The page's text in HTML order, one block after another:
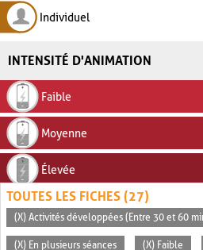
Individuel
INTENSITÉ D'ANIMATION
Faible
Moyenne
Élevée
TOUTES LES FICHES (27)
(X) Activités développées (Entre 30 et 60
(X) En plusieurs séances (X) Faible